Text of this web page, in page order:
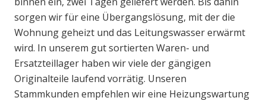
sorgen wir für eine Übergangslösung, mit der die
Wohnung geheizt und das Leitungswasser erwärmt
wird. In unserem gut sortierten Waren- und
Ersatzteillager haben wir viele der gängigen
Originalteile laufend vorrätig. Unseren
Stammkunden empfehlen wir eine Heizungswartung